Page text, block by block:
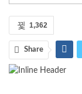
1,362
Share